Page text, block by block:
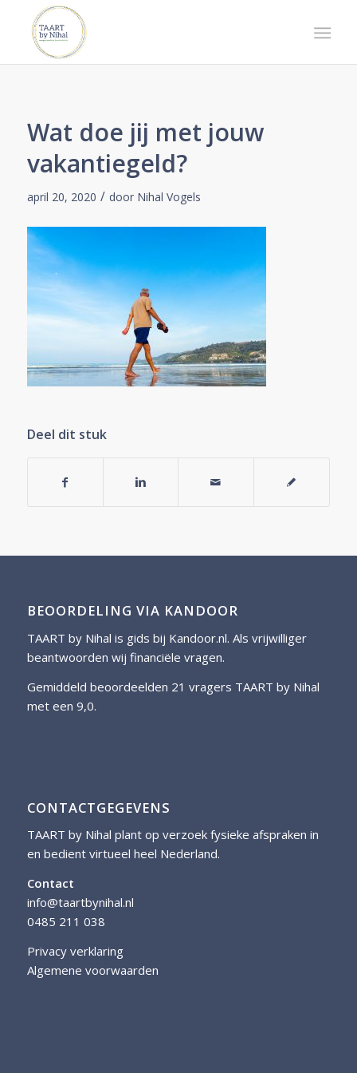
Wat doe jij met jouw
vakantiegeld?
april 20, 2020 / door Nihal Vogels
Deel dit stuk
BEOORDELING VIA KANDOOR
TAART by Nihal is gids bij Kandoor.nl. Als vrijwilliger
beantwoorden wij financiële vragen.
Gemiddeld beoordeelden 21 vragers TAART by Nihal
met een 9,0.
CONTACTGEGEVENS
TAART by Nihal plant op verzoek fysieke afspraken in
en bedient virtueel heel Nederland.
Contact
info@taartbynihal.nl
0485 211 038
Privacy verklaring
Algemene voorwaarden